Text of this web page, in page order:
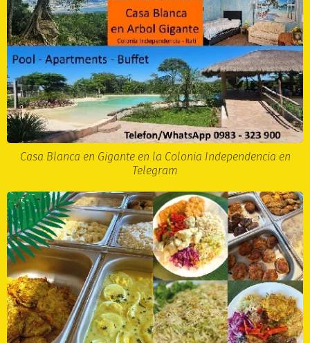
Casa Blanca en Gigante en la Colonia Independencia en
Telegram